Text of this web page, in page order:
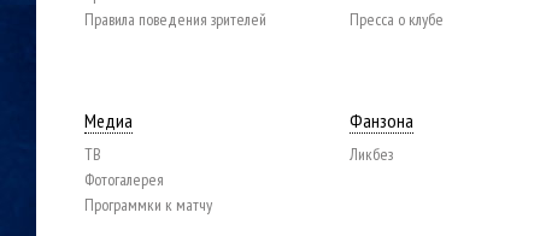
Правила поведения зрителей
Пресса о клубе
Медиа
ТВ
Фотогалерея
Программки к матчу
Фанзона
Ликбез